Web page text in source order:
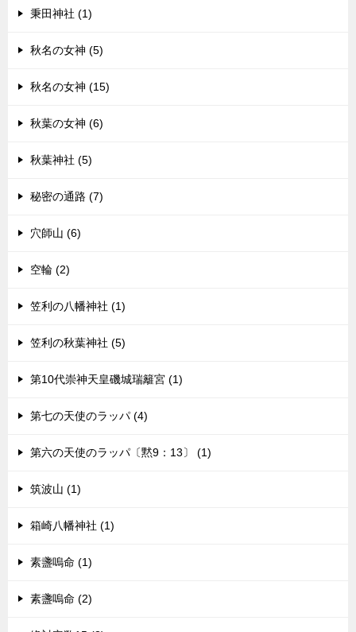
秉田神社 (1)
秋名の女神 (5)
秋名の女神 (15)
秋葉の女神 (6)
秋葉神社 (5)
秘密の通路 (7)
穴師山 (6)
空輪 (2)
笠利の八幡神社 (1)
笠利の秋葉神社 (5)
第10代崇神天皇磯城瑞籬宮 (1)
第七の天使のラッパ (4)
第六の天使のラッパ〔黙9：13〕 (1)
筑波山 (1)
箱崎八幡神社 (1)
素盞嗚命 (1)
素盞嗚命 (2)